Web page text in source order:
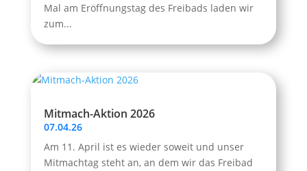
Mal am Eröffnungstag des Freibads laden wir
zum...
Mitmach-Aktion 2026
07.04.26
Am 11. April ist es wieder soweit und unser
Mitmachtag steht an, an dem wir das Freibad